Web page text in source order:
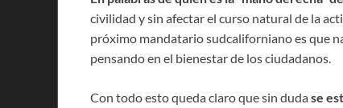
civilidad y sin afectar el curso natural de la
próximo mandatario sudcaliforniano es que
pensando en el bienestar de los ciudadanos.
Con todo esto queda claro que sin dudase